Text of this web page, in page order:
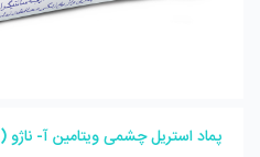
پماد استریل چشمی ویتامین آ- ناژو (250 واحد در گرم)